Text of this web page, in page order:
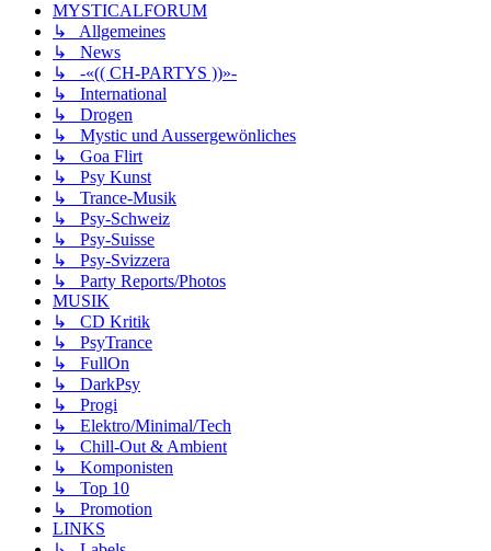
MYSTICALFORUM
↳ Allgemeines
↳ News
↳ -«(( CH-PARTYS ))»-
↳ International
↳ Drogen
↳ Mystic und Aussergewönliches
↳ Goa Flirt
↳ Psy Kunst
↳ Trance-Musik
↳ Psy-Schweiz
↳ Psy-Suisse
↳ Psy-Svizzera
↳ Party Reports/Photos
MUSIK
↳ CD Kritik
↳ PsyTrance
↳ FullOn
↳ DarkPsy
↳ Progi
↳ Elektro/Minimal/Tech
↳ Chill-Out & Ambient
↳ Komponisten
↳ Top 10
↳ Promotion
LINKS